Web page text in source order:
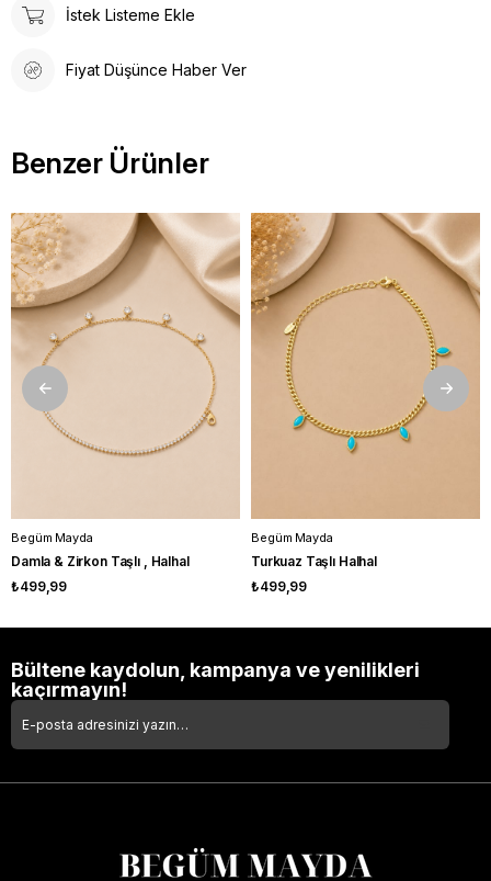
İstek Listeme Ekle
Fiyat Düşünce Haber Ver
Benzer Ürünler
Begüm Mayda
Damla & Zirkon Taşlı , Halhal
₺499,99
Begüm Mayda
Turkuaz Taşlı Halhal
₺499,99
Bültene kaydolun, kampanya ve yenilikleri
kaçırmayın!